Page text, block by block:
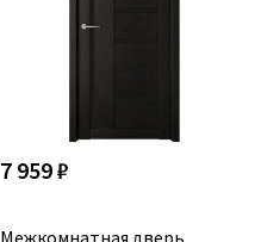
7 959 ₽
Межкомнатная дверь